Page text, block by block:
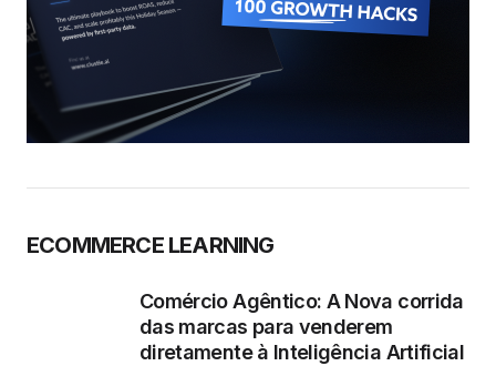
ECOMMERCE LEARNING
Comércio Agêntico: A Nova corrida
das marcas para venderem
diretamente à Inteligência Artificial